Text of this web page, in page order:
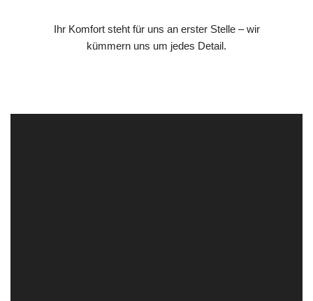
Ihr Komfort steht für uns an erster Stelle – wir
kümmern uns um jedes Detail.